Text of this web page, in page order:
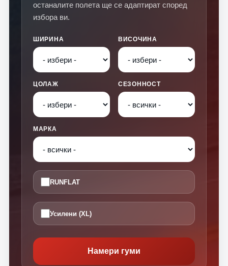
останалите полета ще се адаптират според
избора ви.
ШИРИНА ВИСОЧИНА
ЦОЛАЖ СЕЗОННОСТ
МАРКА
RUNFLAT
Усилени (XL)
Намери гуми